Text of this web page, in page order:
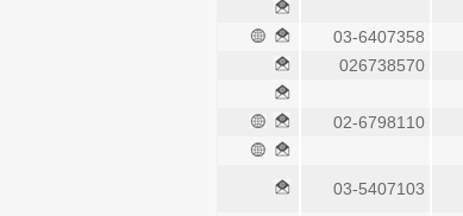
03-6407358
026738570
02-6798110
03-5407103